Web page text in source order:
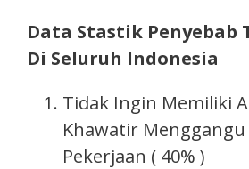
Data Stastik Penyebab
Di Seluruh Indonesia
Tidak Ingin Memiliki
Khawatir
Pekerjaan ( 40% )